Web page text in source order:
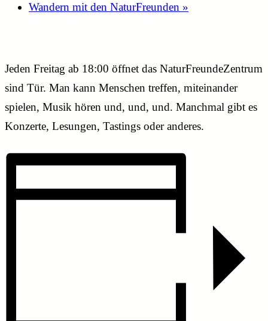
Wandern mit den NaturFreunden »
Jeden Freitag ab 18:00 öffnet das NaturFreundeZentrum
sind Tür. Man kann Menschen treffen, miteinander
spielen, Musik hören und, und, und. Manchmal gibt es
Konzerte, Lesungen, Tastings oder anderes.